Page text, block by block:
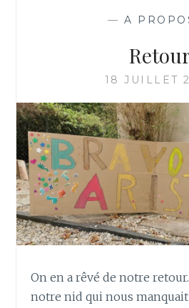
— A
18 JUILLET
On en a rêvé de notre
notre nid qui nous